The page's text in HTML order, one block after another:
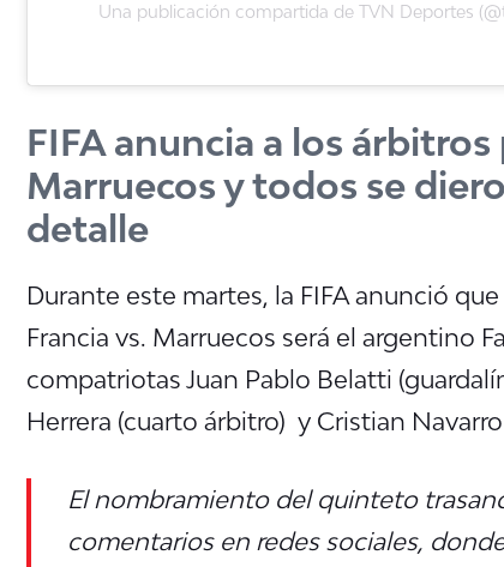
Una publicación compartida de TVN Deportes
FIFA anuncia a los árbitros
Marruecos y todos se
detalle
Durante este martes, la FIFA anunció
Francia vs. Marruecos será el argentino
compatriotas Juan Pablo Belatti
Herrera (cuarto árbitro) y Cristian
El nombramiento del quinteto
comentarios en redes sociales,